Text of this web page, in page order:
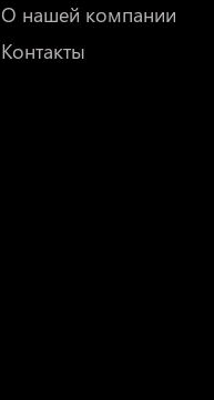
О нашей компании
Контакты